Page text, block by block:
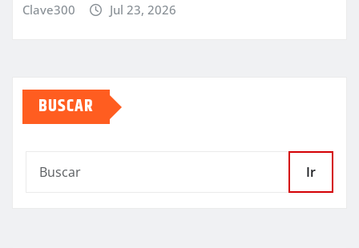
Clave300 Jul 23, 2026
BUSCAR
Ir